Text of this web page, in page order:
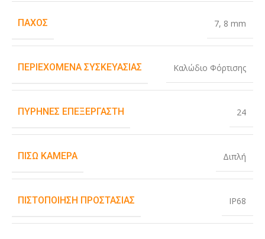
ΠΆΧΟΣ 7, 8 mm
ΠΕΡΙΕΧΌΜΕΝΑ ΣΥΣΚΕΥΑΣΊΑΣ Καλώδιο Φόρτισης
ΠΥΡΉΝΕΣ ΕΠΕΞΕΡΓΑΣΤΉ 24
ΠΊΣΩ ΚΆΜΕΡΑ Διπλή
ΠΙΣΤΟΠΟΊΗΣΗ ΠΡΟΣΤΑΣΊΑΣ IP68